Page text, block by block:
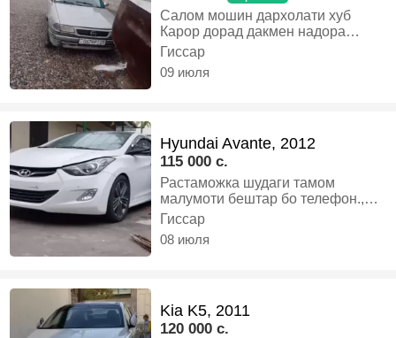
Салом мошин дархолати хуб
Карор дорад дакмен надора
матору каробка созай занг зане,
Газ-бензин, Механика, Седан
Гиссар
09 июля
Hyundai Avante, 2012
115 000 c.
Растаможка шудаги тамом
малумоти бештар бо телефон.,
Бензин, Автомат, Седан
Гиссар
08 июля
Kia K5, 2011
120 000 c.